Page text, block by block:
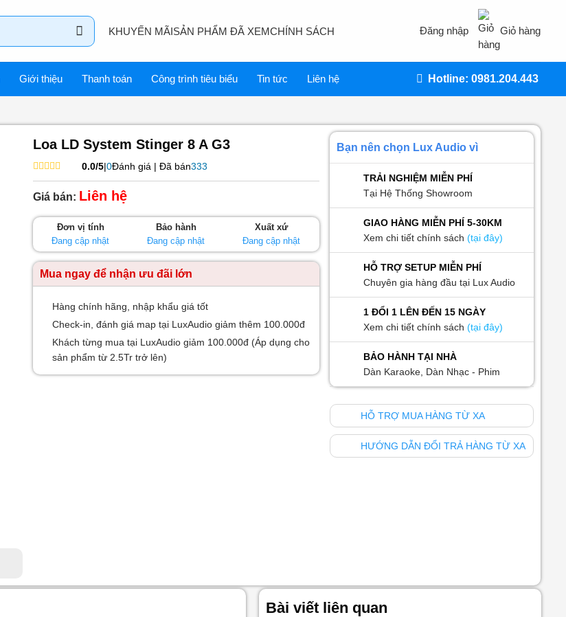
KHUYẾN MÃISẢN PHẨM ĐÃ XEMCHÍNH SÁCH Đăng nhập Giỏ hàng
Giới thiệu Thanh toán Công trình tiêu biểu Tin tức Liên hệ Hotline: 0981.204.443
Loa LD System Stinger 8 A G3
Được
xếp
hạng
5
0.0/5|0Đánh giá | Đã bán333
Giá bán: Liên hệ
Đơn vị tính
Đang cập nhật
Bảo hành
Đang cập nhật
Xuất xứ
Đang cập nhật
Mua ngay để nhận ưu đãi lớn
Hàng chính hãng, nhập khẩu giá tốt
Check-in, đánh giá map tại LuxAudio giảm thêm 100.000đ
Khách từng mua tại LuxAudio giảm 100.000đ (Áp dụng cho
sản phẩm từ 2.5Tr trở lên)
Bạn nên chọn Lux Audio vì
TRẢI NGHIỆM MIỄN PHÍ
Tại Hệ Thống Showroom
GIAO HÀNG MIỄN PHÍ 5-30KM
Xem chi tiết chính sách (tại đây)
HỖ TRỢ SETUP MIỄN PHÍ
Chuyên gia hàng đầu tại Lux Audio
1 ĐỔI 1 LÊN ĐẾN 15 NGÀY
Xem chi tiết chính sách (tại đây)
BẢO HÀNH TẠI NHÀ
Dàn Karaoke, Dàn Nhạc - Phim
HỖ TRỢ MUA HÀNG TỪ XA
HƯỚNG DẪN ĐỔI TRẢ HÀNG TỪ XA
Bài viết liên quan